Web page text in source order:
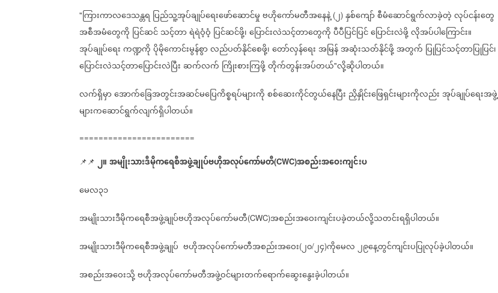
"ကြားကာလဒေသန္တရ ပြည်သူ့အုပ်ချုပ်ရေးဖော်ဆောင်မှုဗဟိုကော်မတီအနေနဲ့ (၂) နှစ်ကျော်စီမံဆောင်ရွက်လာခဲ့တဲ့လုပ်ငန်းတွေ
အစီအမံတွေကို ပြင်ဆင်သင့်တာရဲရဲဝံ့ဝံ့ ပြင်ဆင်ဖို့၊ပြောင်းလဲသင့်တာတွေကိုပီပီပြင်ပြင်ပြောင်းလဲဖို့လိုအပ်ပါကြောင်း။
အုပ်ချုပ်ရေးကဏ္ဍကိုပိုမိုကောင်းမွန်စွာလည်ပတ်နိုင်စေဖို့၊တော်လှန်ရေးအမြန်အဆုံးသတ်နိုင်ဖို့အတွက် ပြုပြင်သင့်တာပြုပြင်၊
ပြောင်းလဲသင့်တာပြောင်းလဲပြီးဆက်လက် ကြိုးစားကြဖို့တိုက်တွန်းအပ်တယ်"လို့ဆိုပါတယ်။
လက်ရှိမှာအောက်ခြေအတွင်းအဆင်မပြေကိစ္စရပ်များကိုစစ်ဆေးကိုင်တွယ်နေပြီး ညှိနှိုင်းဖြေရှင်းများကိုလည်းအုပ်ချုပ်ရေးအဖွဲ့
များကဆောင်ရွက်လျက်ရှိပါတယ်။
========================
📌📌 ၂။အမျိုးသားဒီမိုကရေစီအဖွဲ့ချုပ်ဗဟိုအလုပ်ကော်မတီ(CWC)အစည်းအဝေးကျင်းပ
မေလ၃၁
အမျိုးသားဒီမိုကရေစီအဖွဲ့ချုပ်ဗဟိုအလုပ်ကော်မတီ(CWC)အစည်းအဝေးကျင်းပခဲ့တယ်လို့သတင်းရရှိပါတယ်။
အမျိုးသားဒီမိုကရေစီအဖွဲ့ချုပ် ဗဟိုအလုပ်ကော်မတီအစည်းအဝေး(၂၀/၂၄)ကိုမေလ၂၉နေ့တွင်ကျင်းပပြုလုပ်ခဲ့ပါတယ်။
အစည်းအဝေးသို့ဗဟိုအလုပ်ကော်မတီအဖွဲ့ဝင်များတက်ရောက်ဆွေးနွေးခဲ့ပါတယ်။